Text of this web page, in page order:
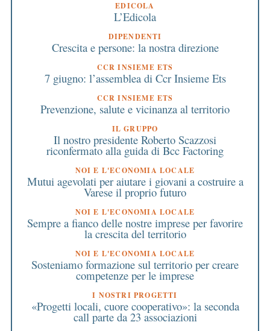
EDICOLA
L’Edicola
DIPENDENTI
Crescita e persone: la nostra direzione
CCR INSIEME ETS
7 giugno: l’assemblea di Ccr Insieme Ets
CCR INSIEME ETS
Prevenzione, salute e vicinanza al territorio
IL GRUPPO
Il nostro presidente Roberto Scazzosi
riconfermato alla guida di Bcc Factoring
NOI E L'ECONOMIA LOCALE
Mutui agevolati per aiutare i giovani a costruire a
Varese il proprio futuro
NOI E L'ECONOMIA LOCALE
Sempre a fianco delle nostre imprese per favorire
la crescita del territorio
NOI E L'ECONOMIA LOCALE
Sosteniamo formazione sul territorio per creare
competenze per le imprese
I NOSTRI PROGETTI
«Progetti locali, cuore cooperativo»: la seconda
call parte da 23 associazioni